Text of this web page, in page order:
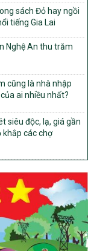
hiện Chương trình
giảm nghèo bền
bào dân tộc thiểu
I: Từ năm 2026
điều kiện thuộc Bộ
– 2030 thuộc
và Môi trường
dựng nông thôn
tế – xã hội vùng
2026-2035, giai
bổ ngân sách trung
gia xây dựng nông
kinh tế – xã hội
sách Đỏ hay ngồi
tiếng Gia Lai
Nghệ An thu trăm
cũng là nhà nhập
ai nhiều nhất?
siêu độc, lạ, giá gần
khắp các chợ